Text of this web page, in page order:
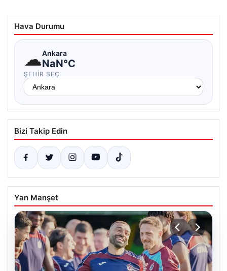
Hava Durumu
☁Ankara
NaN°C
ŞEHIR SEÇ
Bizi Takip Edin
Yan Manşet